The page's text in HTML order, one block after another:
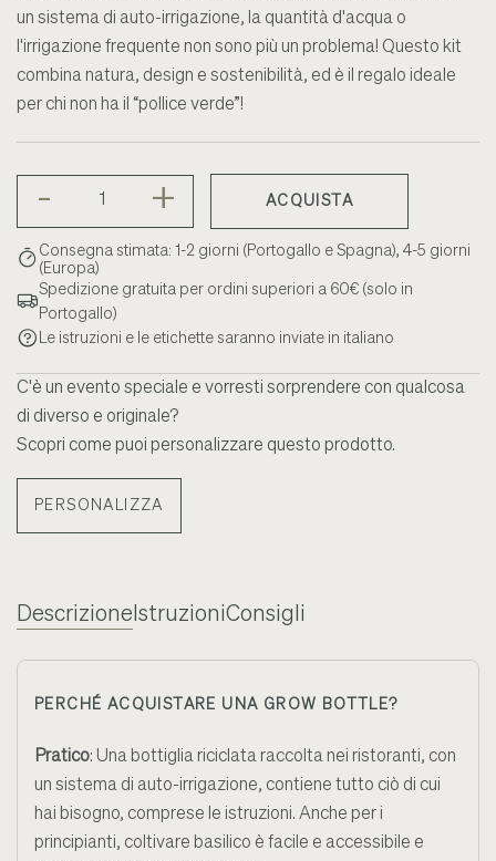
un sistema di auto-irrigazione, la quantità d'acqua o
l'irrigazione frequente non sono più un problema! Questo kit
combina natura, design e sostenibilità, ed è il regalo ideale
per chi non ha il “pollice verde”!
- + ACQUISTA
Consegna stimata: 1-2 giorni (Portogallo e Spagna), 4-5 giorni
(Europa)
Spedizione gratuita per ordini superiori a 60€ (solo in
Portogallo)
Le istruzioni e le etichette saranno inviate in italiano
C'è un evento speciale e vorresti sorprendere con qualcosa
di diverso e originale?
Scopri come puoi personalizzare questo prodotto.
PERSONALIZZA
Descrizione IstruzioniConsigli
PERCHÉ ACQUISTARE UNA GROW BOTTLE?
Pratico: Una bottiglia riciclata raccolta nei ristoranti, con
un sistema di auto-irrigazione, contiene tutto ciò di cui
hai bisogno, comprese le istruzioni. Anche per i
principianti, coltivare basilico è facile e accessibile e